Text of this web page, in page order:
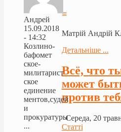
≡
Матрій Андрій
Детальніше ...
Всё, что
может
против
Середа, 20
Статті
Андрей
15.09.2018
- 14:32
Козлино-
бафомет
ское-
милитарист
ское
единение
ментов,судей
и
прокуратуры
...